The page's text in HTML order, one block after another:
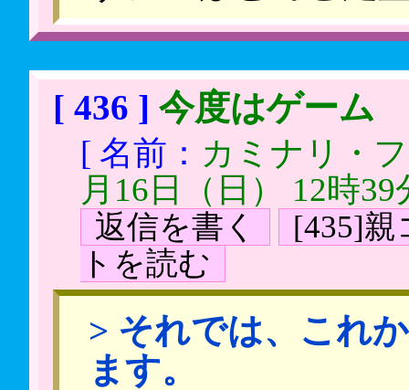
[ 436 ] 今度はゲーム
[ 名前： カミナリ・
月16日（日） 12時39
返信を書く
[435]親
トを読む
> それでは、これ
ます。